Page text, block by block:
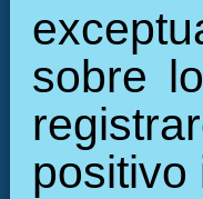
sobre
positivo